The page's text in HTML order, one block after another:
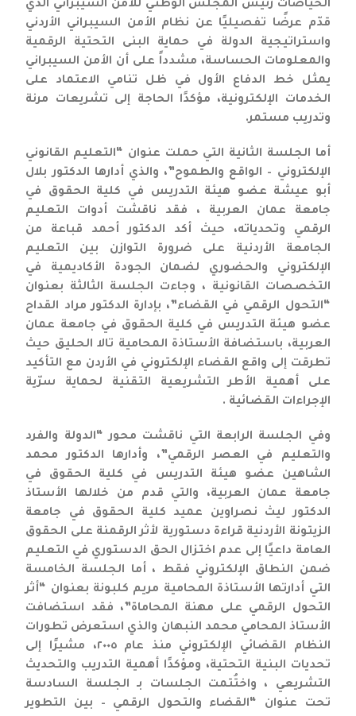
الحياصات رئيس المجلس الوطني للأمن السيبراني الذي
قدّم عرضًا تفصيليًا عن نظام الأمن السيبراني الأردني
واستراتيجية الدولة في حماية البنى التحتية الرقمية
والمعلومات الحساسة، مشدداً على أن الأمن السيبراني
يمثل خط الدفاع الأول في ظل تنامي الاعتماد على
الخدمات الإلكترونية، مؤكدًا الحاجة إلى تشريعات مرنة
وتدريب مستمر.
أما الجلسة الثانية التي حملت عنوان “التعليم القانوني
الإلكتروني – الواقع والطموح”، والذي أدارها الدكتور بلال
أبو عيشة عضو هيئة التدريس في كلية الحقوق في
جامعة عمان العربية ، فقد ناقشت أدوات التعليم
الرقمي وتحدياته، حيث أكد الدكتور أحمد قباعة من
الجامعة الأردنية على ضرورة التوازن بين التعليم
الإلكتروني والحضوري لضمان الجودة الأكاديمية في
التخصصات القانونية ، وجاءت الجلسة الثالثة بعنوان
“التحول الرقمي في القضاء”، بإدارة الدكتور مراد القداح
عضو هيئة التدريس في كلية الحقوق في جامعة عمان
العربية، باستضافة الأستاذة المحامية تالا الحليق حيث
تطرقت إلى واقع القضاء الإلكتروني في الأردن مع التأكيد
على أهمية الأطر التشريعية التقنية لحماية سرّية
الإجراءات القضائية .
وفي الجلسة الرابعة التي ناقشت محور “الدولة والفرد
والتعليم في العصر الرقمي”، وأدارها الدكتور محمد
الشاهين عضو هيئة التدريس في كلية الحقوق في
جامعة عمان العربية، والتي قدم من خلالها الأستاذ
الدكتور ليث نصراوين عميد كلية الحقوق في جامعة
الزيتونة الأردنية قراءة دستورية لأثر الرقمنة على الحقوق
العامة داعيًا إلى عدم اختزال الحق الدستوري في التعليم
ضمن النطاق الإلكتروني فقط ، أما الجلسة الخامسة
التي أدارتها الأستاذة المحامية مريم كلبونة بعنوان “أثر
التحول الرقمي على مهنة المحاماة”، فقد استضافت
الأستاذ المحامي محمد النبهان والذي استعرض تطورات
النظام القضائي الإلكتروني منذ عام ٢٠٠٥، مشيرًا إلى
تحديات البنية التحتية، ومؤكدًا أهمية التدريب والتحديث
التشريعي ، واختُتمت الجلسات بـ الجلسة السادسة
تحت عنوان “القضاء والتحول الرقمي – بين التطوير